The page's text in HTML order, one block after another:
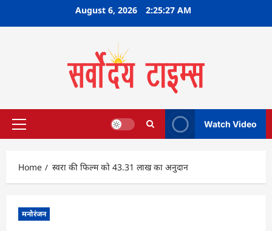
August 6, 2026 2:25:27 AM
Primary
Watch Video
Home स्वरा की फिल्म को 43.31 लाख का अनुदान
मनोरंजन